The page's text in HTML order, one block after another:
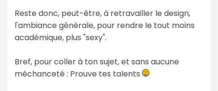
Reste donc, peut-être, à retravailler le design,
l'ambiance générale, pour rendre le tout moins
académique, plus "sexy".
Bref, pour coller à ton sujet, et sans aucune
méchanceté : Prouve tes talents